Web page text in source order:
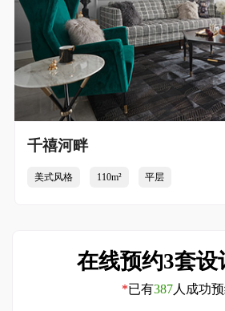
千禧河畔
美式风格 110m² 平层
在线预约3套设
*已有387人成功